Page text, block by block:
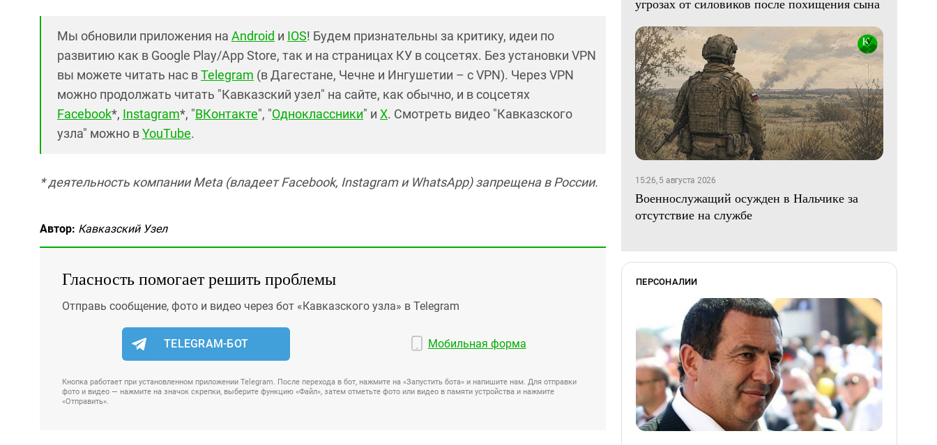
Мы обновили приложения на Android и IOS! Будем признательны за критику, идеи по
развитию как в Google Play/App Store, так и на страницах КУ в соцсетях. Без установки VPN
вы можете читать нас вTelegram (в Дагестане, Чечне и Ингушетии – с VPN). Через VPN
можно продолжать читать "Кавказский узел" на сайте, как обычно, и в соцсетях
Facebook*, Instagram*, "ВКонтакте", "Одноклассники" и X. Смотреть видео "Кавказского
узла" можно вYouTube.
* деятельность компании Meta (владеет Facebook, Instagram и WhatsApp) запрещена в России.
Автор: Кавказский Узел
Гласность помогает решить проблемы
Отправь сообщение, фото и видео через бот «Кавказского узла» в Telegram
TELEGRAM-БОТ Мобильная форма
Кнопка работает при установленном приложении Telegram. После перехода в бот, нажмите на «Запустить бота» и напишите нам. Для отправки
фото и видео — нажмите на значок скрепки, выберите функцию «Файл», затем отметьте фото или видео в памяти устройства и нажмите
«Отправить».
угрозах от силовиков после похищения сына
15:26, 5 августа 2026
Военнослужащий осужден в Нальчике за
отсутствие на службе
ПЕРСОНАЛИИ